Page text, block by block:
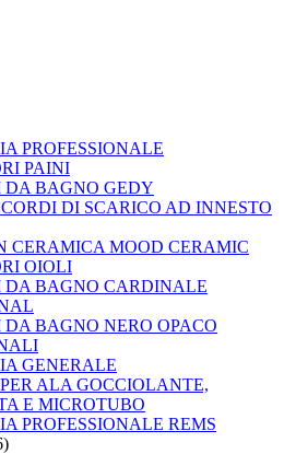
PROFESSIONALE
PAINI
DA BAGNO GEDY
DI SCARICO AD INNESTO
CERAMICA MOOD CERAMIC
OIOLI
DA BAGNO CARDINALE
DA BAGNO NERO OPACO
GENERALE
ALA GOCCIOLANTE,
E MICROTUBO
PROFESSIONALE REMS